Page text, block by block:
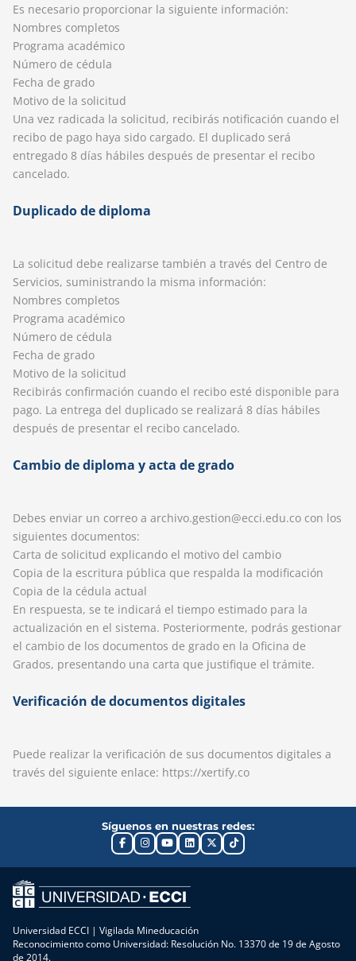
Es necesario proporcionar la siguiente información:
Nombres completos
Programa académico
Número de cédula
Fecha de grado
Motivo de la solicitud
Una vez radicada la solicitud, recibirás notificación cuando el
recibo de pago haya sido cargado. El duplicado será
entregado 8 días hábiles después de presentar el recibo
cancelado.
Duplicado de diploma
La solicitud debe realizarse también a través del Centro de
Servicios, suministrando la misma información:
Nombres completos
Programa académico
Número de cédula
Fecha de grado
Motivo de la solicitud
Recibirás confirmación cuando el recibo esté disponible para
pago. La entrega del duplicado se realizará 8 días hábiles
después de presentar el recibo cancelado.
Cambio de diploma y acta de grado
Debes enviar un correo a archivo.gestion@ecci.edu.co con los
siguientes documentos:
Carta de solicitud explicando el motivo del cambio
Copia de la escritura pública que respalda la modificación
Copia de la cédula actual
En respuesta, se te indicará el tiempo estimado para la
actualización en el sistema. Posteriormente, podrás gestionar
el cambio de los documentos de grado en la Oficina de
Grados, presentando una carta que justifique el trámite.
Verificación de documentos digitales
Puede realizar la verificación de sus documentos digitales a
través del siguiente enlace: https://xertify.co
Síguenos en nuestras redes:
Universidad ECCI | Vigilada Mineducación
Reconocimiento como Universidad: Resolución No. 13370 de 19 de Agosto
de 2014.